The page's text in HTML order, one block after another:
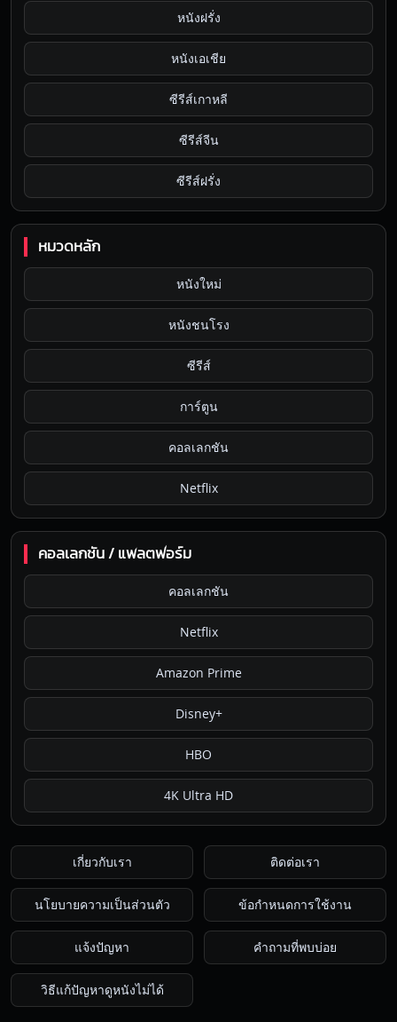
หนังฝรั่ง
หนังเอเชีย
ซีรีส์เกาหลี
ซีรีส์จีน
ซีรีส์ฝรั่ง
หมวดหลัก
หนังใหม่
หนังชนโรง
ซีรีส์
การ์ตูน
คอลเลกชัน
Netflix
คอลเลกชัน / แพลตฟอร์ม
คอลเลกชัน
Netflix
Amazon Prime
Disney+
HBO
4K Ultra HD
เกี่ยวกับเรา ติดต่อเรา
นโยบายความเป็นส่วนตัว ข้อกำหนดการใช้งาน
แจ้งปัญหา คำถามที่พบบ่อย
วิธีแก้ปัญหาดูหนังไม่ได้